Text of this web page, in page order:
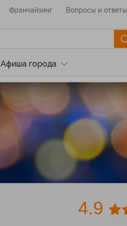
Франчайзинг Вопросы и ответы
Афиша города
4.9